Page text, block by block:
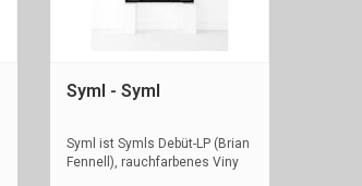
Syml - Syml
Syml ist Symls Debüt-LP (Brian
Fennell), rauchfarbenes Viny